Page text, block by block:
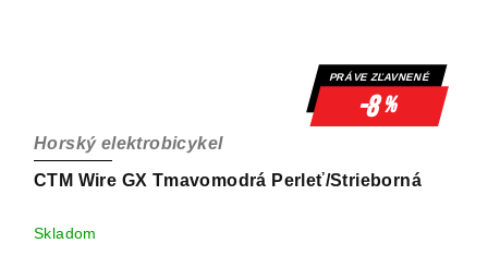
PRÁVE ZĽAVNENÉ
-8%
CTM Wire GX Tmavomodrá Perleť/Strieborná
Horský elektrobicykel
Skladom